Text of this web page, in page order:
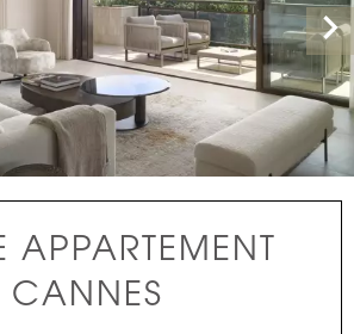
APPARTEMENT
CANNES